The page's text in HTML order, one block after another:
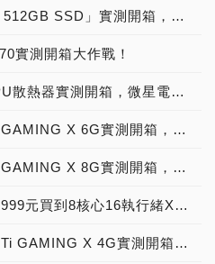
「浦科特 PLEXTOR S2C 512GB SSD」實測開箱，超值型固態硬碟中的優質好貨！
實測開箱大作戰！
MSI CORE FROZR L CPU散熱器實測開箱，微星電競產品再添新兵
MSI GeForce GTX 1060 GAMING X 6G實測開箱，玩家級電競顯示卡中的神兵利器！
MSI GeForce GTX 1080 GAMING X 8G實測開箱，史上最強大Pascal自製顯示卡全面來襲！
淘寶網洋垃圾再顯神威，1999元買到8核心16執行緒Xeon E5-2670神器級處理器！
MSI GeForce GTX 1050 Ti GAMING X 4G實測開箱，中階電競顯示卡中的玩家精品！